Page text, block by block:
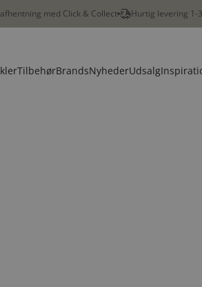
med Click & Collect Hurtig levering 1-
TilbehørBrandsNyhederUdsalg